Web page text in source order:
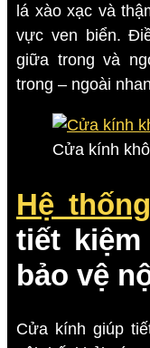
lá xào xạc và
vực ven biển.
giữa trong và
trong – ngoài
Cửa kính
Hệ
tiết
bảo vệ
Cửa kính giúp